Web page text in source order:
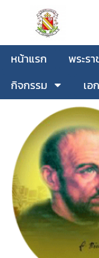
หน้าแรก พระร
กิจกรรม
เอ